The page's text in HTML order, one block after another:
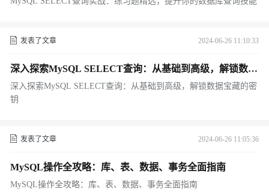
发表了文章 2024-06-26 11:10:33
深入探索MySQL SELECT查询：从基础到高级，解锁数据
宝藏的密钥
深入探索MySQL SELECT查询：从基础到高级，解锁数据宝藏的密
钥
发表了文章 2024-06-26 11:05:36
MySQL操作全攻略：库、表、数据、事务全面指南
MySQL操作全攻略：库、表、数据、事务全面指南